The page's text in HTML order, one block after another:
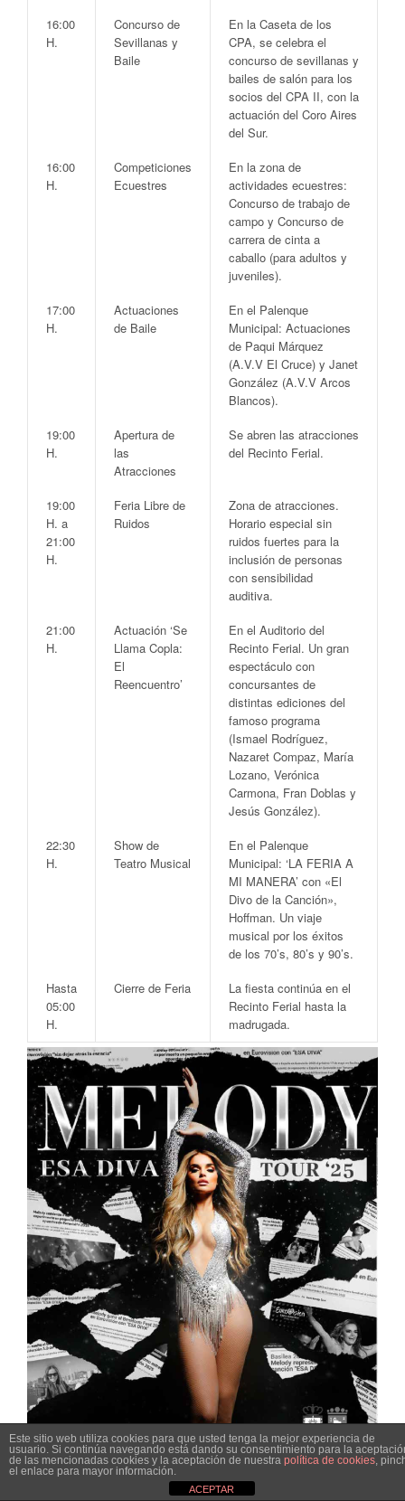
16:00
H.
Concurso de
Sevillanas y
Baile
En la Caseta de los
CPA, se celebra el
concurso de sevillanas y
bailes de salón para los
socios del CPA II, con la
actuación del Coro Aires
del Sur.
16:00
H.
Competiciones
Ecuestres
En la zona de
actividades ecuestres:
Concurso de trabajo de
campo y Concurso de
carrera de cinta a
caballo (para adultos y
juveniles).
17:00
H.
Actuaciones
de Baile
En el Palenque
Municipal: Actuaciones
de Paqui Márquez
(A.V.V El Cruce) y Janet
González (A.V.V Arcos
Blancos).
19:00
H.
Apertura de
las
Atracciones
Se abren las atracciones
del Recinto Ferial.
19:00
H. a
21:00
H.
Feria Libre de
Ruidos
Zona de atracciones.
Horario especial sin
ruidos fuertes para la
inclusión de personas
con sensibilidad
auditiva.
21:00
H.
Actuación ‘Se
Llama Copla:
El
Reencuentro’
En el Auditorio del
Recinto Ferial. Un gran
espectáculo con
concursantes de
distintas ediciones del
famoso programa
(Ismael Rodríguez,
Nazaret Compaz, María
Lozano, Verónica
Carmona, Fran Doblas y
Jesús González).
22:30
H.
Show de
Teatro Musical
En el Palenque
Municipal: ‘LA FERIA A
MI MANERA’ con «El
Divo de la Canción»,
Hoffman. Un viaje
musical por los éxitos
de los 70’s, 80’s y 90’s.
Hasta
05:00
H.
Cierre de Feria
La fiesta continúa en el
Recinto Ferial hasta la
madrugada.
Este sitio web utiliza cookies para que usted tenga la mejor experiencia de
usuario. Si continúa navegando está dando su consentimiento para la
de las mencionadas cookies y la aceptación de nuestra política de cookies,
el enlace para mayor información.
ACEPTAR